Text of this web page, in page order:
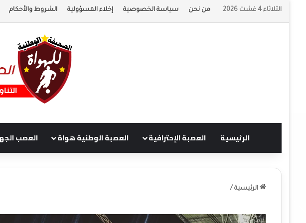
الثلاثاء 4 غشت 2026 من نحن سياسة الخصوصية إخلاء المسؤولية الشروط والأحكام
الرئيسية العصبة الإحترافية العصبة الوطنية هواة العصب
الرئيسية /